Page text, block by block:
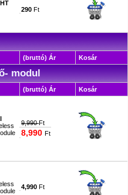
290 Ft
(bruttó) Ár Kosár
modul
(bruttó) Ár Kosár
9,990Ft
8,990 Ft
4,990 Ft